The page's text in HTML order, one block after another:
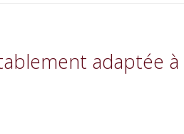
adaptée